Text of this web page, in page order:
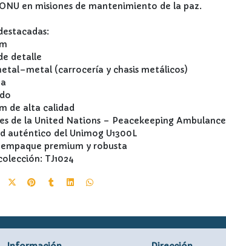
en misiones de mantenimiento de la paz.
detalle
(carrocería y chasis metálicos)
de alta calidad
de la United Nations – Peacekeeping Ambulance
auténtico del Unimog U1300L
premium y robusta
TJ1024